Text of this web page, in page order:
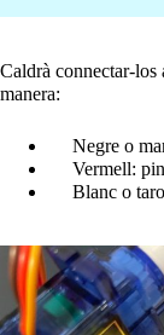
Caldrà connectar-
manera:
Negre o
Vermell:
Blanc o